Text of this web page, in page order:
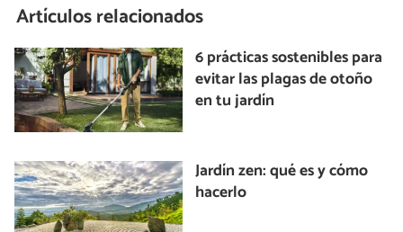
Artículos relacionados
6 prácticas sostenibles para
evitar las plagas de otoño
en tu jardín
Jardín zen: qué es y cómo
hacerlo